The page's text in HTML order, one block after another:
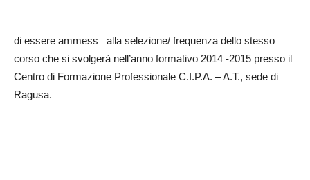
di essere ammess alla selezione/ frequenza dello stesso
corso che si svolgerà nell’anno formativo 2014 -2015 presso il
Centro di Formazione Professionale C.I.P.A. – A.T., sede di
Ragusa.